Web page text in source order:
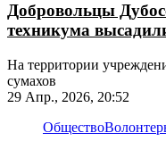
Добровольцы
техникума
На территории
сумахов
29 Апр., 2026, 20:52
Общество